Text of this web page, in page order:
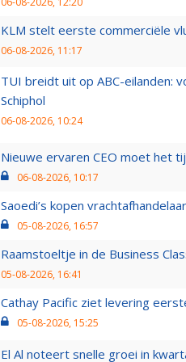
KLM stelt eerste commerciële
06-08-2026, 11:17
TUI breidt uit op ABC-eilanden:
Schiphol
06-08-2026, 10:24
Nieuwe ervaren CEO moet het
06-08-2026, 10:17
Saoedi’s kopen
05-08-2026, 16:57
Raamstoeltje in de Business
05-08-2026, 16:41
Cathay Pacific ziet levering
05-08-2026, 15:25
El Al noteert snelle groei in